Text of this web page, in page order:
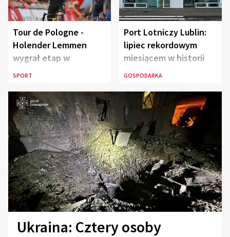
Tour de Pologne -
Holender Lemmen
wygrał etap w
Karpaczu i został
SPORT
Port Lotniczy Lublin:
lipiec rekordowym
miesiącem w historii
lotniska
GOSPODARKA
Ukraina: Cztery osoby